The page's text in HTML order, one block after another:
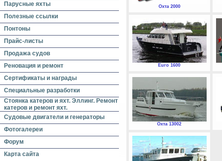
Парусные яхты
Полезные ссылки
Понтоны
Прайс-листы
Продажа судов
Реновация и ремонт
Сертификаты и награды
Специальные разработки
Стоянка катеров и яхт. Эллинг. Ремонт
катеров и ремонт яхт.
Судовые двигатели и генераторы
Фотогалереи
Форум
Карта сайта
Охта 2000
Euro 1600
Охта 13002